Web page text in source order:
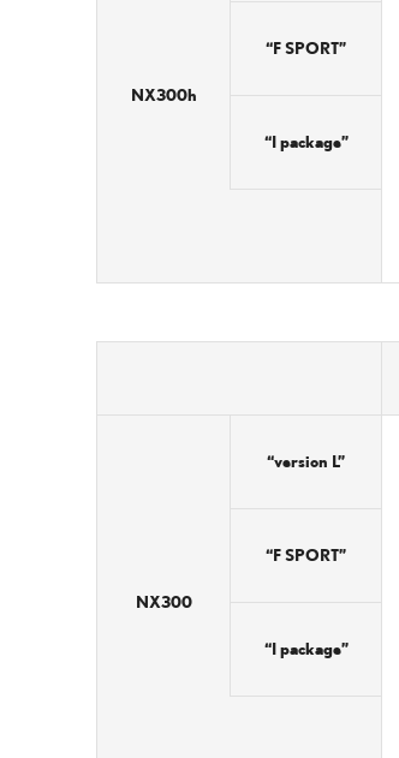
NX300h
“F SPORT”
“I package”
NX300
“version L”
“F SPORT”
“I package”